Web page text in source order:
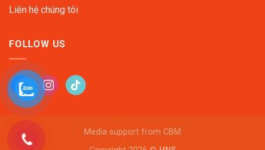
Liên hệ chúng tôi
FOLLOW US
facebookinstagram
tiktok
Media support from CBM